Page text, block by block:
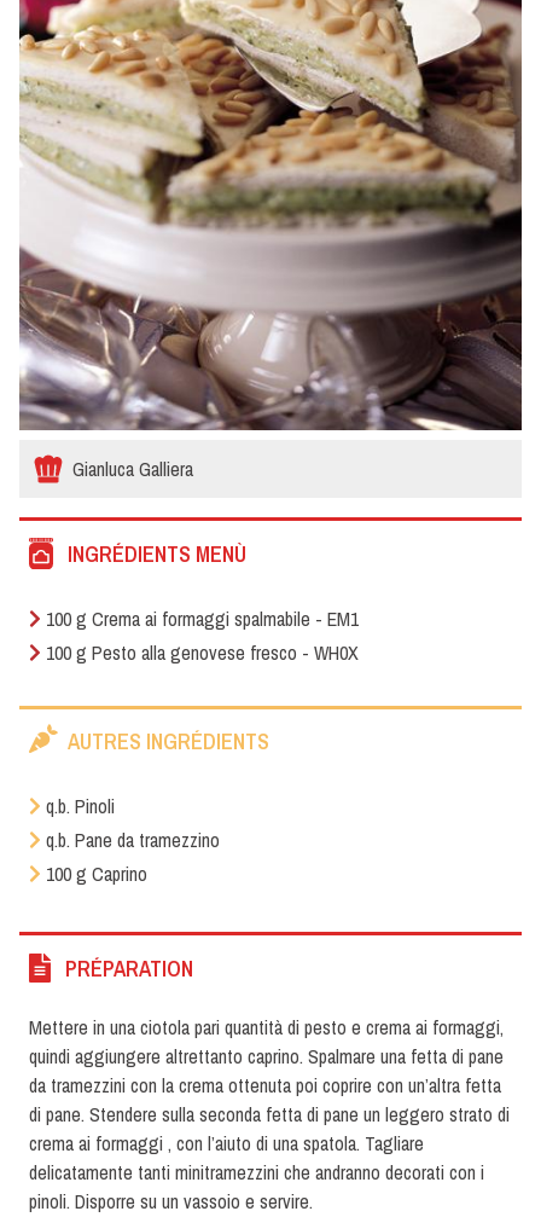
Gianluca Galliera
INGRÉDIENTS MENÙ
100 g Crema ai formaggi spalmabile - EM1
100 g Pesto alla genovese fresco - WH0X
AUTRES INGRÉDIENTS
q.b. Pinoli
q.b. Pane da tramezzino
100 g Caprino
PRÉPARATION
Mettere in una ciotola pari quantità di pesto e crema ai formaggi,
quindi aggiungere altrettanto caprino. Spalmare una fetta di pane
da tramezzini con la crema ottenuta poi coprire con un’altra fetta
di pane. Stendere sulla seconda fetta di pane un leggero strato di
crema ai formaggi , con l’aiuto di una spatola. Tagliare
delicatamente tanti minitramezzini che andranno decorati con i
pinoli. Disporre su un vassoio e servire.